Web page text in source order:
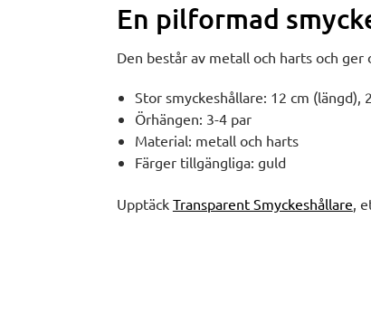
En pilformad
Den består av metall och harts och
Stor smyckeshållare: 12 cm (längd),
Örhängen: 3-4 par
Material: metall och harts
Färger tillgängliga: guld
Upptäck Transparent Smyckeshållare,